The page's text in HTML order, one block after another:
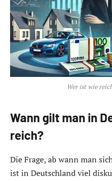
Wer ist wie
Wann gilt man in
reich?
Die Frage, ab wann man
ist in Deutschland viel